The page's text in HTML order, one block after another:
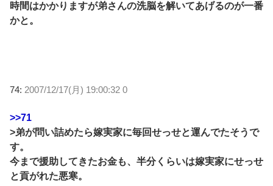
時間はかかりますが弟さんの洗脳を解いてあげるのが一番
かと。
74: 2007/12/17(月) 19:00:32 0
>>71
>弟が問い詰めたら嫁実家に毎回せっせと運んでたそうで
す。
今まで援助してきたお金も、半分くらいは嫁実家にせっせ
と貢がれた悪寒。